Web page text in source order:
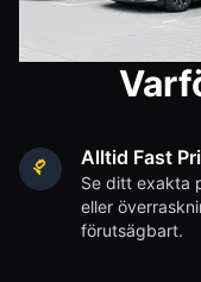
Alltid Fast
Se ditt exakta
eller
förutsägbart.